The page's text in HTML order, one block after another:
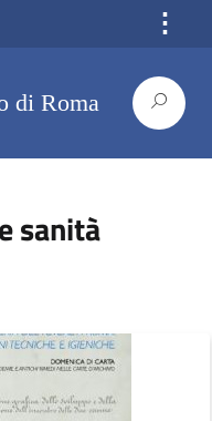
⋮
di Roma
sanità